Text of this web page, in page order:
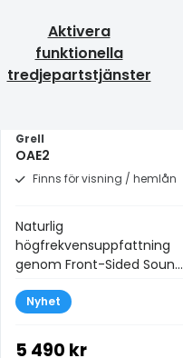
Aktivera
funktionella
tredjepartstjänster
Grell
OAE2
Finns för visning / hemlån
Naturlig
högfrekvensuppfattning
genom Front-Sided Sound
Nyhet
5 490 kr